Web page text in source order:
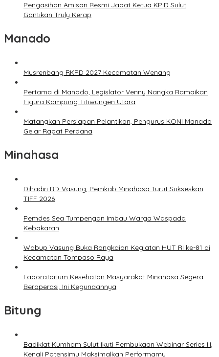
Pengasihan Amisan Resmi Jabat Ketua KPID Sulut
Gantikan Truly Kerap
Manado
Musrenbang RKPD 2027 Kecamatan Wenang
Pertama di Manado, Legislator Venny Nangka Ramaikan
Figura Kampung Titiwungen Utara
Matangkan Persiapan Pelantikan, Pengurus KONI Manado
Gelar Rapat Perdana
Minahasa
Dihadiri RD-Vasung, Pemkab Minahasa Turut Sukseskan
TIFF 2026
Pemdes Sea Tumpengan Imbau Warga Waspada
Kebakaran
Wabup Vasung Buka Rangkaian Kegiatan HUT RI ke-81 di
Kecamatan Tompaso Raya
Laboratorium Kesehatan Masyarakat Minahasa Segera
Beroperasi, Ini Kegunaannya
Bitung
Badiklat Kumham Sulut Ikuti Pembukaan Webinar Series III,
Kenali Potensimu Maksimalkan Performamu